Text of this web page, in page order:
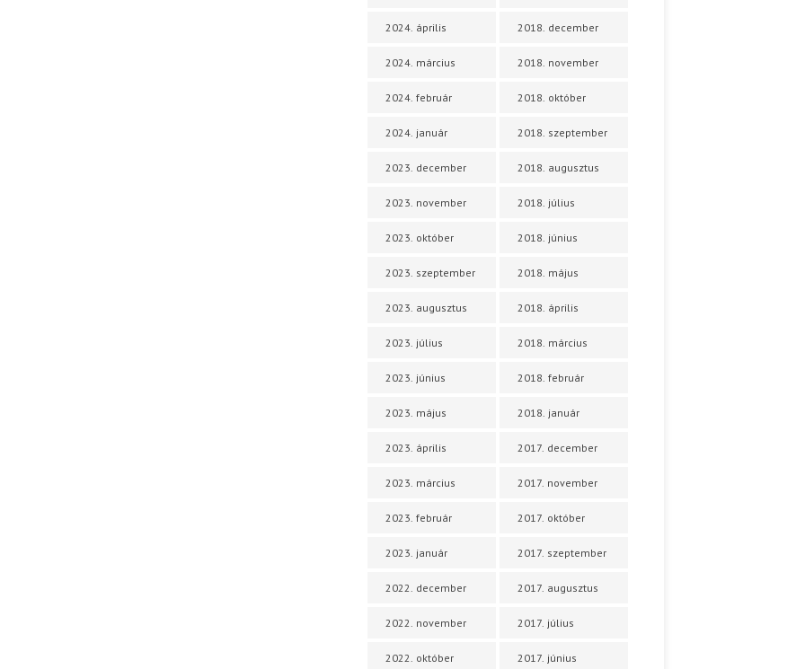
2024. április
2024. március
2024. február
2024. január
2023. december
2023. november
2023. október
2023. szeptember
2023. augusztus
2023. július
2023. június
2023. május
2023. április
2023. március
2023. február
2023. január
2022. december
2022. november
2022. október
2018. december
2018. november
2018. október
2018. szeptember
2018. augusztus
2018. július
2018. június
2018. május
2018. április
2018. március
2018. február
2018. január
2017. december
2017. november
2017. október
2017. szeptember
2017. augusztus
2017. július
2017. június